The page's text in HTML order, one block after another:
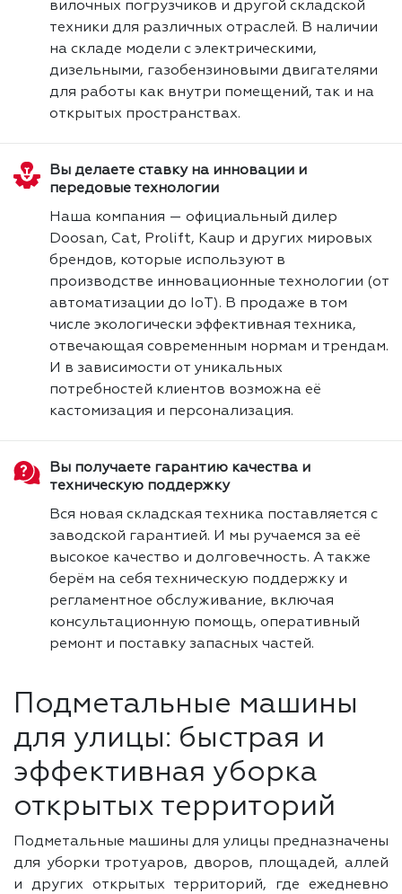
вилочных погрузчиков и другой складской
техники для различных отраслей. В наличии
на складе модели с электрическими,
дизельными, газобензиновыми двигателями
для работы как внутри помещений, так и на
открытых пространствах.
Вы делаете ставку на инновации и
передовые технологии
Наша компания — официальный дилер
Doosan, Cat, Prolift, Kaup и других мировых
брендов, которые используют в
производстве инновационные технологии (от
автоматизации до IoT). В продаже в том
числе экологически эффективная техника,
отвечающая современным нормам и трендам.
И в зависимости от уникальных
потребностей клиентов возможна её
кастомизация и персонализация.
Вы получаете гарантию качества и
техническую поддержку
Вся новая складская техника поставляется с
заводской гарантией. И мы ручаемся за её
высокое качество и долговечность. А также
берём на себя техническую поддержку и
регламентное обслуживание, включая
консультационную помощь, оперативный
ремонт и поставку запасных частей.
Подметальные машины
для улицы: быстрая и
эффективная уборка
открытых территорий
Подметальные машины для улицы предназначены
для уборки тротуаров, дворов, площадей, аллей
и других открытых территорий, где ежедневно